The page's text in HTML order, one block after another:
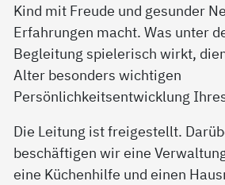
Kind mit Freude und gesunder
Erfahrungen macht. Was unter
Begleitung spielerisch wirkt,
Alter besonders wichtigen
Persönlichkeitsentwicklung
Die Leitung ist freigestellt.
beschäftigen wir eine
eine Küchenhilfe und einen